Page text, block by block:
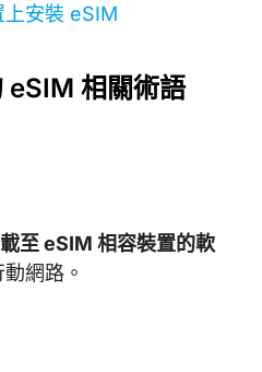
安裝 eSIM
eSIM 相關術語
至 eSIM 相容裝置的軟
網路。